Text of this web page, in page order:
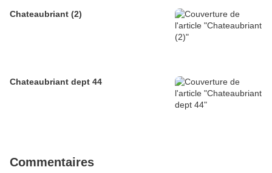
Chateaubriant (2)
Chateaubriant dept 44
Commentaires